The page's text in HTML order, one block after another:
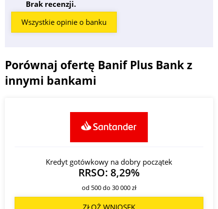
Brak recenzji.
Wszystkie opinie o banku
Porównaj ofertę Banif Plus Bank z
innymi bankami
Kredyt gotówkowy na dobry początek
RRSO: 8,29%
od 500 do 30 000 zł
ZŁOŻ WNIOSEK